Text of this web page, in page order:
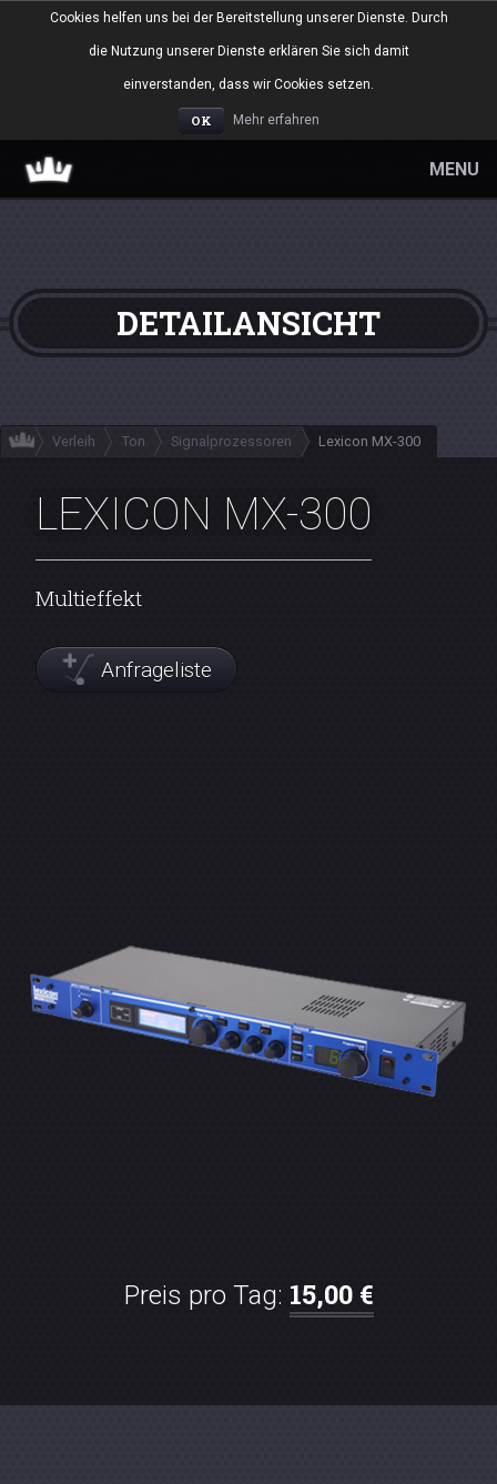
Cookies helfen uns bei der Bereitstellung unserer Dienste. Durch
die Nutzung unserer Dienste erklären Sie sich damit
einverstanden, dass wir Cookies setzen.
OK Mehr erfahren
MENU
DETAILANSICHT
Verleih Ton Signalprozessoren Lexicon MX-300
LEXICON MX-300
Multieffekt
Anfrageliste
Preis pro Tag: 15,00 €